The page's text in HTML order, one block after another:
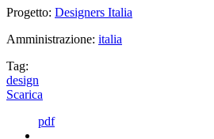
Progetto: Designers Italia
Amministrazione: italia
Tag:
design
Scarica
pdf